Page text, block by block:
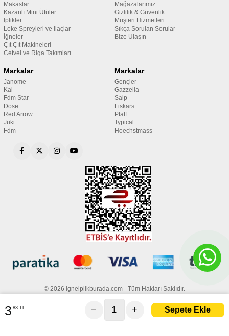
Makaslar
Kazanlı Mini Ütüler
İplikler
Leke Spreyleri ve İlaçlar
İğneler
Çıt Çıt Makineleri
Cetvel ve Riga Takımları
Mağazalarımız
Gizlilik & Güvenlik
Müşteri Hizmetleri
Sıkça Sorulan Sorular
Bize Ulaşın
Markalar
Janome
Kai
Fdm Star
Dose
Red Arrow
Juki
Fdm
Markalar
Gençler
Gazzella
Saip
Fiskars
Pfaff
Typical
Hoechstmass
© 2026 igneiplikburada.com - Tüm Hakları Saklıdır.
3 83 TL − +